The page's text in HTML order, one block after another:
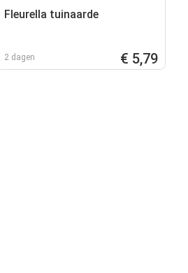
Fleurella tuinaarde
2 dagen € 5,79